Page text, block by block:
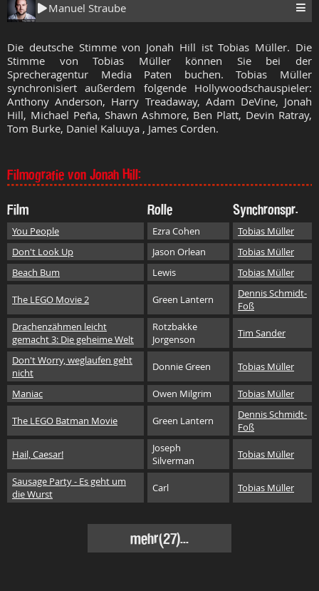
Manuel Straube
Die deutsche Stimme von Jonah Hill ist Tobias Müller. Die
Stimme von Tobias Müller können Sie bei der
Sprecheragentur Media Paten buchen. Tobias Müller
synchronisiert außerdem folgende Hollywoodschauspieler:
Anthony Anderson, Harry Treadaway, Adam DeVine, Jonah
Hill, Michael Peña, Shawn Ashmore, Ben Platt, Devin Ratray,
Tom Burke, Daniel Kaluuya , James Corden.
Filmografie von Jonah Hill:
Film
Rolle Synchronspr.
You People Ezra Cohen
Tobias Müller
Don't Look Up
Jason Orlean
Tobias Müller
Beach Bum
Lewis Tobias Müller
The LEGO Movie 2 Green Lantern
Dennis Schmidt-
Foß
Drachenzähmen leicht
gemacht 3: Die geheime Welt
Rotzbakke
Jorgenson
Tim Sander
Don't Worry, weglaufen geht
nicht
Donnie Green Tobias Müller
Maniac Owen Milgrim Tobias Müller
The LEGO Batman Movie Green Lantern
Dennis Schmidt-
Foß
Hail, Caesar!
Joseph
Silverman
Tobias Müller
Sausage Party - Es geht um
die Wurst
Carl Tobias Müller
mehr(27)...